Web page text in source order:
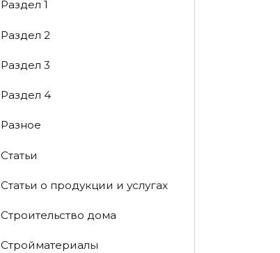
Раздел 1
Раздел 2
Раздел 3
Раздел 4
Разное
Статьи
Статьи o продукции и услугах
Строительство дома
Стройматериалы